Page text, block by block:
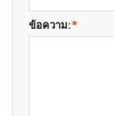
*
ข้อความ: